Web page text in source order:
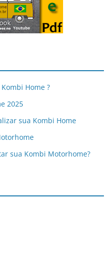
Home ?
2025
sua Kombi Home
sua Kombi Motorhome?